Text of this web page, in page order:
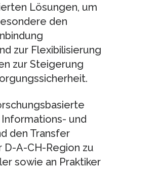
Lösungen, um
den
zur Flexibilisierung
zur Steigerung
und
den Transfer
D-A-CH-Region zu
sowie an Praktiker